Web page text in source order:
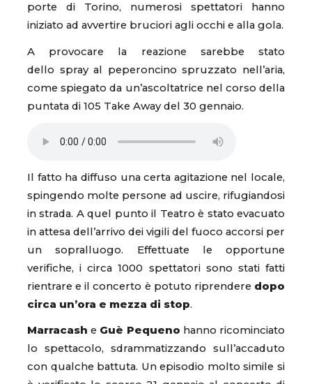
porte di Torino, numerosi spettatori hanno
iniziato ad avvertire bruciori agli occhi e alla gola.
A provocare la reazione sarebbe stato
dello spray al peperoncino spruzzato nell’aria,
come spiegato da un’ascoltatrice nel corso della
puntata di 105 Take Away del 30 gennaio.
Il fatto ha diffuso una certa agitazione nel locale,
spingendo molte persone ad uscire, rifugiandosi
in strada. A quel punto il Teatro è stato evacuato
in attesa dell’arrivo dei vigili del fuoco accorsi per
un sopralluogo. Effettuate le opportune
verifiche, i circa 1000 spettatori sono stati fatti
rientrare e il concerto è potuto riprendere dopo
circa un’ora e mezza di stop.
Marracash e Guè Pequeno hanno ricominciato
lo spettacolo, sdrammatizzando sull’accaduto
con qualche battuta. Un episodio molto simile si